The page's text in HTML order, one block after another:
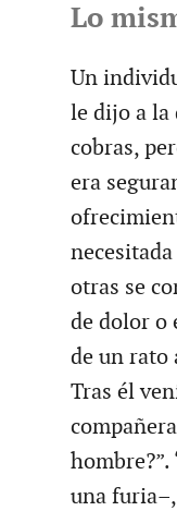
Lo
Un
le dijo a la
cobras,
era
otras se
de dolor o
de un rato
Tras él
una